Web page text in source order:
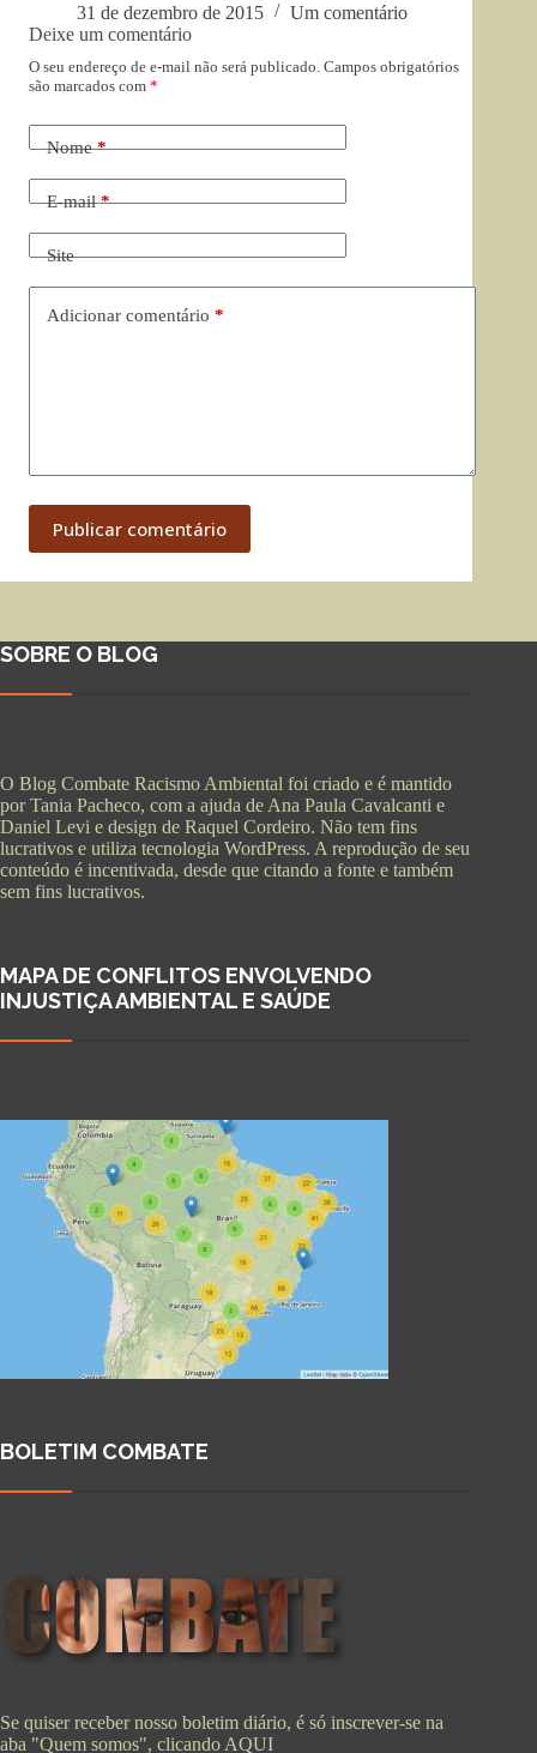
31 de dezembro de 2015
Um comentário
Deixe um comentário
O seu endereço de e-mail não será publicado. Campos obrigatórios
são marcados com *
Nome*
E-mail*
Site
Adicionar comentário *
Publicar comentário
SOBRE O BLOG
O Blog Combate Racismo Ambiental foi criado e é mantido
por Tania Pacheco, com a ajuda de Ana Paula Cavalcanti e
Daniel Levi e design de Raquel Cordeiro. Não tem fins
lucrativos e utiliza tecnologia WordPress. A reprodução de seu
conteúdo é incentivada, desde que citando a fonte e também
sem fins lucrativos.
MAPA DE CONFLITOS ENVOLVENDO
INJUSTIÇA AMBIENTAL E SAÚDE
BOLETIM COMBATE
Se quiser receber nosso boletim diário, é só inscrever-se na
aba "Quem somos", clicando AQUI